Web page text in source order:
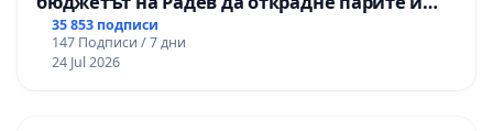
правата ни в тъмното
35 853 подписи
147 Подписи / 7 дни
24 Jul 2026